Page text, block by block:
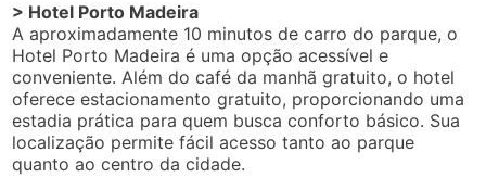
> Hotel Porto Madeira
A aproximadamente 10 minutos de carro do parque, o
Hotel Porto Madeira é uma opção acessível e
conveniente. Além do café da manhã gratuito, o hotel
oferece estacionamento gratuito, proporcionando uma
estadia prática para quem busca conforto básico. Sua
localização permite fácil acesso tanto ao parque
quanto ao centro da cidade.